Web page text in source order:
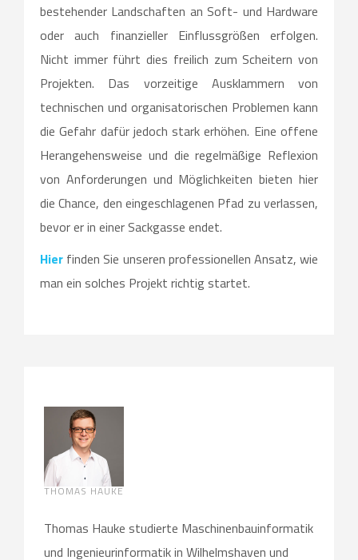
bestehender Landschaften an Soft- und Hardware
oder auch finanzieller Einflussgrößen erfolgen.
Nicht immer führt dies freilich zum Scheitern von
Projekten. Das vorzeitige Ausklammern von
technischen und organisatorischen Problemen kann
die Gefahr dafür jedoch stark erhöhen. Eine offene
Herangehensweise und die regelmäßige Reflexion
von Anforderungen und Möglichkeiten bieten hier
die Chance, den eingeschlagenen Pfad zu verlassen,
bevor er in einer Sackgasse endet.
Hier finden Sie unseren professionellen Ansatz, wie
man ein solches Projekt richtig startet.
THOMAS HAUKE
Thomas Hauke studierte Maschinenbauinformatik
und Ingenieurinformatik in Wilhelmshaven und